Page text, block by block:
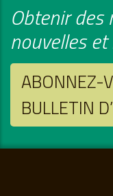
Obtenir des
nouvelles et
ABONNEZ-
BULLETIN